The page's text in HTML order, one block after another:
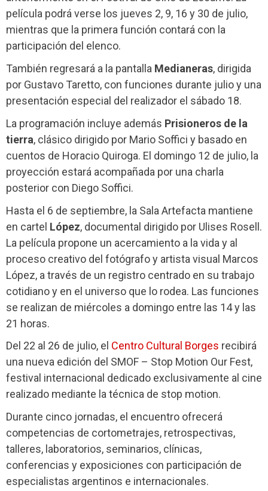
película podrá verse los jueves 2, 9, 16 y 30 de julio,
mientras que la primera función contará con la
participación del elenco.
También regresará a la pantalla Medianeras, dirigida
por Gustavo Taretto, con funciones durante julio y una
presentación especial del realizador el sábado 18.
La programación incluye además Prisioneros de la
tierra, clásico dirigido por Mario Soffici y basado en
cuentos de Horacio Quiroga. El domingo 12 de julio, la
proyección estará acompañada por una charla
posterior con Diego Soffici.
Hasta el 6 de septiembre, la Sala Artefacta mantiene
en cartel López, documental dirigido por Ulises Rosell.
La película propone un acercamiento a la vida y al
proceso creativo del fotógrafo y artista visual Marcos
López, a través de un registro centrado en su trabajo
cotidiano y en el universo que lo rodea. Las funciones
se realizan de miércoles a domingo entre las 14 y las
21 horas.
Del 22 al 26 de julio, el Centro Cultural Borges recibirá
una nueva edición del SMOF – Stop Motion Our Fest,
festival internacional dedicado exclusivamente al cine
realizado mediante la técnica de stop motion.
Durante cinco jornadas, el encuentro ofrecerá
competencias de cortometrajes, retrospectivas,
talleres, laboratorios, seminarios, clínicas,
conferencias y exposiciones con participación de
especialistas argentinos e internacionales.